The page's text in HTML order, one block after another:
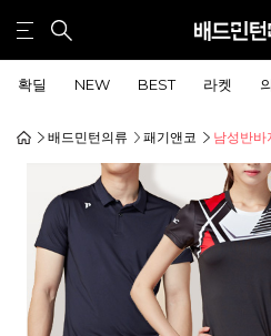
확딜 NEW BEST 라켓
배드민턴의류 패기앤코 남성반바